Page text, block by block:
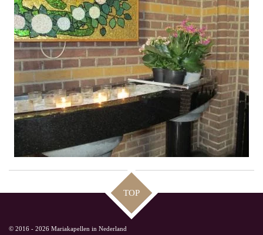
TOP
© 2016 - 2026 Mariakapellen in Nederland